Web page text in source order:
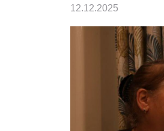
12.12.2025